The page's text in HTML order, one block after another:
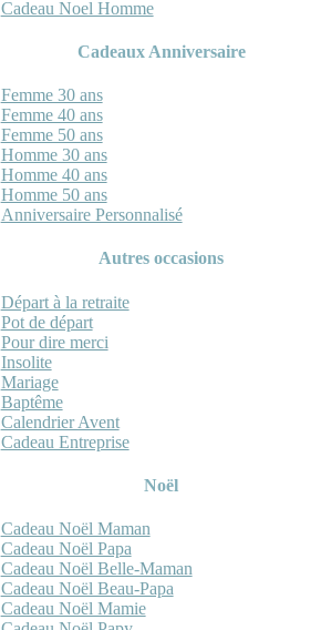
Cadeau Noel Homme
Cadeaux Anniversaire
Femme 30 ans
Femme 40 ans
Femme 50 ans
Homme 30 ans
Homme 40 ans
Homme 50 ans
Anniversaire Personnalisé
Autres occasions
Départ à la retraite
Pot de départ
Pour dire merci
Insolite
Mariage
Baptême
Calendrier Avent
Cadeau Entreprise
Noël
Cadeau Noël Maman
Cadeau Noël Papa
Cadeau Noël Belle-Maman
Cadeau Noël Beau-Papa
Cadeau Noël Mamie